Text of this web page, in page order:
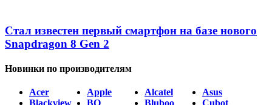
Стал известен первый смартфон на базе нового
Snapdragon 8 Gen 2
Новинки по производителям
Acer Apple Alcatel
Asus
Blackview
BQ Bluboo
Cubot